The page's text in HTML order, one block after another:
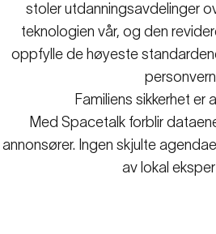
stoler utdanningsavdelinger
teknologien vår, og den
oppfylle de høyeste
Familiens sikkerhet er
Med Spacetalk forblir
annonsører. Ingen skjulte
av lokal